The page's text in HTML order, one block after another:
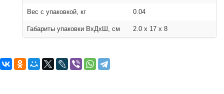
Вес с упаковкой, кг 0.04
Габариты упаковки ВхДхШ, см 2.0 x 17 x 8